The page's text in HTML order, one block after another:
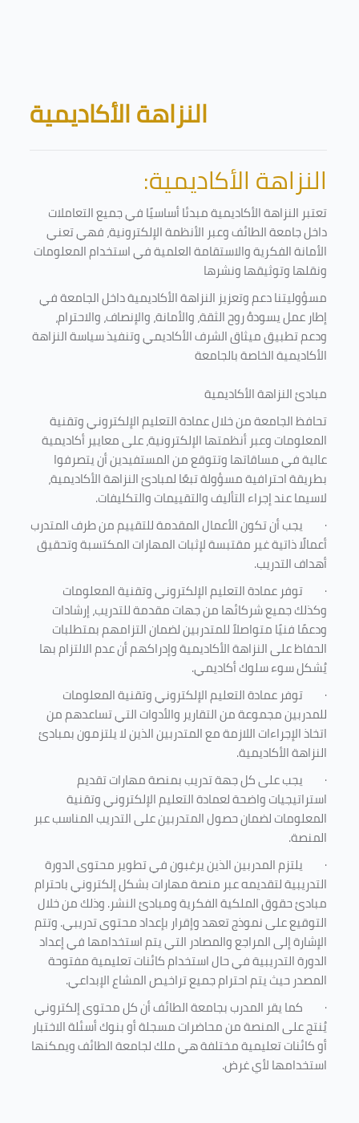
Blocks
النزاهة الأكاديمية
النزاهة الأكاديمية:
تعتبر النزاهة الأكاديمية مبدئا أساسيًا في جميع التعاملات
داخل جامعة الطائف وعبر الأنظمة الإلكترونية، فهي تعني
الأمانة الفكرية والاستقامة العلمية في استخدام المعلومات
ونقلها وتوثيقها ونشرها
مسؤوليتنا دعم وتعزيز النزاهة الأكاديمية داخل الجامعة في
إطار عمل يسودهُ روح الثقة، والأمانة، والإنصاف، والاحترام،
ودعم تطبيق ميثاق الشرف الأكاديمي وتنفيذ سياسة النزاهة
الأكاديمية الخاصة بالجامعة
مبادئ النزاهة الأكاديمية
تحافظ الجامعة من خلال عمادة التعليم الإلكتروني وتقنية
المعلومات وعبر أنظمتها الإلكترونية، على معايير أكاديمية
عالية في مساقاتها وتتوقع من المستفيدين أن يتصرفوا
بطريقة احترافية مسؤولة تبعًا لمبادئ النزاهة الأكاديمية،
لاسيما عند إجراء التأليف والتقييمات والتكليفات.
· يجب أن تكون الأعمال المقدمة للتقييم من طرف المتدرب
أعمالًا ذاتية غير مقتبسة لإثبات المهارات المكتسبة وتحقيق
أهداف التدريب.
· توفر عمادة التعليم الإلكتروني وتقنية المعلومات
وكذلك جميع شركائها من جهات مقدمة للتدريب، إرشادات
ودعمًا فنيًا متواصلاً للمتدربين لضمان التزامهم بمتطلبات
الحفاظ على النزاهة الأكاديمية وإدراكهم أن عدم الالتزام بها
يُشكل سوء سلوك أكاديمي.
· توفر عمادة التعليم الإلكتروني وتقنية المعلومات
للمدربين مجموعة من التقارير والأدوات التي تساعدهم من
اتخاذ الإجراءات اللازمة مع المتدربين الذين لا يلتزمون بمبادئ
النزاهة الأكاديمية.
· يجب على كل جهة تدريب بمنصة مهارات تقديم
استراتيجيات واضحة لعمادة التعليم الإلكتروني وتقنية
المعلومات لضمان حصول المتدربين على التدريب المناسب عبر
المنصة.
· يلتزم المدربين الذين يرغبون في تطوير محتوى الدورة
التدريبية لتقديمه عبر منصة مهارات بشكل إلكتروني باحترام
مبادئ حقوق الملكية الفكرية ومبادئ النشر. وذلك من خلال
التوقيع على نموذج تعهد وإقرار بإعداد محتوى تدريبي. وتتم
الإشارة إلى المراجع والمصادر التي يتم استخدامها في إعداد
الدورة التدريبية في حال استخدام كائنات تعليمية مفتوحة
المصدر حيث يتم احترام جميع تراخيص المشاع الإبداعي.
· كما يقر المدرب بجامعة الطائف أن كل محتوى إلكتروني
يُنتج على المنصة من محاضرات مسجلة أو بنوك أسئلة الاختبار
أو كائنات تعليمية مختلفة هي ملك لجامعة الطائف ويمكنها
استخدامها لأي غرض.